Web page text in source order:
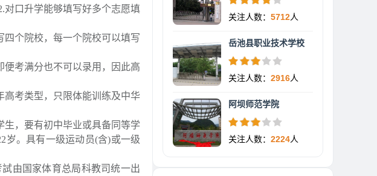
对口升学能够填写好多个志愿填
个院校，每一个院校可以填写
考满分也不可以录用，因此高
考类型，只限体能训练及中华
，要有初中毕业或具备同等学
岁。具有一级运动员(含)或一级
由国家体育总局科教司统一出
关注人数： 5712人
岳池县职业技术学校
关注人数： 2916人
阿坝师范学院
关注人数： 2224人